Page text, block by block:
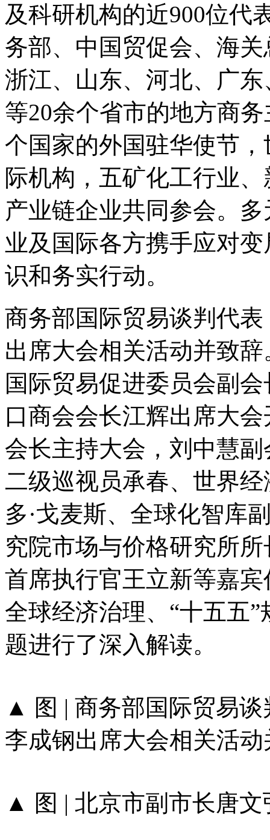
及科研机构的近900位代
务部、中国贸促会、海
浙江、山东、河北、广
等20余个省市的地方商
个国家的外国驻华使节
际机构，五矿化工行业
产业链企业共同参会。
业及国际各方携手应对
识和务实行动。
商务部国际贸易谈判代
出席大会相关活动并致
国际贸易促进委员会副
口商会会长江辉出席大
会长主持大会，刘中慧
二级巡视员承春、世界
多·戈麦斯、全球化智库
究院市场与价格研究所
首席执行官王立新等嘉
全球经济治理、“十五五
题进行了深入解读。
▲ 图 | 商务部国际贸易
李成钢出席大会相关活动
▲ 图 | 北京市副市长唐